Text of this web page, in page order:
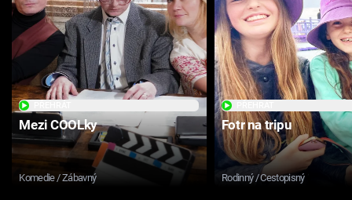
Mezi COOLky
Komedie / Zábavný
Fotr na tripu
Rodinný / Cestopisný